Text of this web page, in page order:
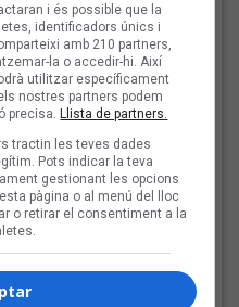
del futbol
i Rogeli
diferents himnes que els
equips de futbol d'arreu
Rodero: «No es pot
el dret a la
per una mirada
i és possible que la
identificadors únics i
amb 210 partners,
la o accedir-hi. Així
utilitzar específicament
nostres partners podem
precisa.Llista de partners.
tractin les teves dades
Pots indicar la teva
gestionant les opcions
pàgina o al menú del lloc
o retirar el consentiment a la